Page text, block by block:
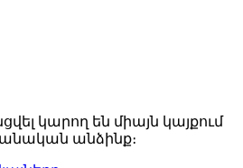
կարող են միայն կայքում
անձինք։